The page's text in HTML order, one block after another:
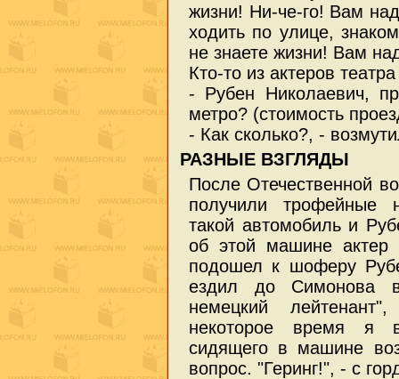
жизни! Ни-че-го! Вам
ходить по улице,
не знаете жизни! Вам
Кто-то из актеров
- Рубен Николаевич,
метро? (стоимость
- Как сколько?, -
РАЗНЫЕ ВЗГЛЯДЫ
После Отечественной
получили трофейные
такой автомобиль и
об этой машине
подошел к шоферу
ездил до Симонова
немецкий
некоторое время я
сидящего в машине
вопрос. "Геринг!", - с